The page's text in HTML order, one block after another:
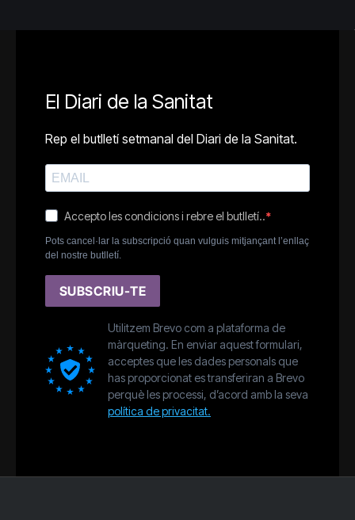
El Diari de la Sanitat
Rep el butlletí setmanal del Diari de la Sanitat.
Accepto les condicions i rebre el butlletí..
Pots cancel·lar la subscripció quan vulguis mitjançant l’enllaç
del nostre butlletí.
SUBSCRIU-TE
Utilitzem Brevo com a plataforma de
màrqueting. En enviar aquest formulari,
acceptes que les dades personals que
has proporcionat es transferiran a Brevo
perquè les processi, d’acord amb la seva
política de privacitat.